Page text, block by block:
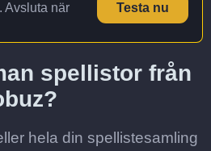
Avsluta när
Testa nu
spellistor från
hela din spellistesamling